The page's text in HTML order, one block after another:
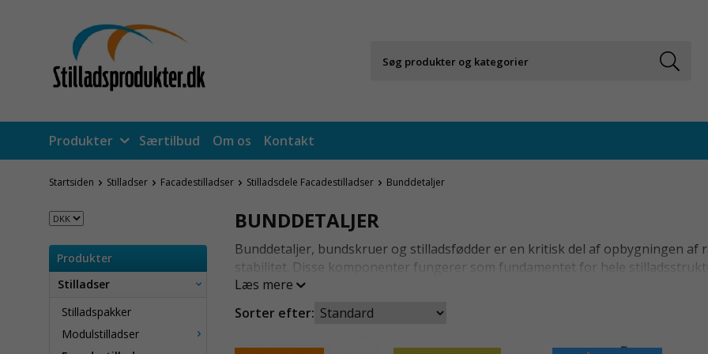
Produkter Særtilbud Om os Kontakt
Startsiden Stilladser Facadestilladser Stilladsdele Facadestilladser Bunddetaljer
Produkter
Stilladser
Stilladspakker
Modulstilladser
BUNDDETALJER
Bunddetaljer, bundskruer og stilladsfødder er en kritisk del af opbygningen
stabilitet. Disse komponenter fungerer som fundamentet for hele
stabilt og sikkert. Bundskruerne gør det muligt at finjustere stilladsets højde,
Læs mere
Sorter efter: